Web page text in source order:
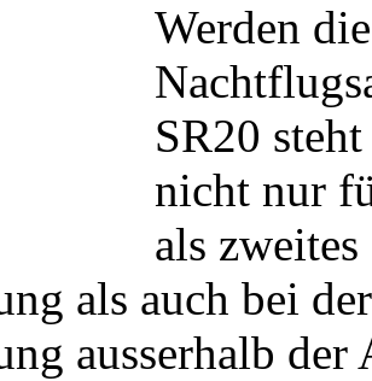
Werden
SR20
nicht nur
als
als auch bei
ausserhalb der